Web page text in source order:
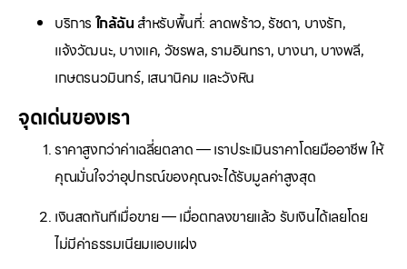
บริการ ใกล้ฉัน สำหรับพื้นที่: ลาดพร้าว, รัชดา, บางรัก,
แจ้งวัฒนะ, บางแค, วัชรพล, รามอินทรา, บางนา, บางพลี,
เกษตรนวมินทร์, เสนานิคม และวังหิน
จุดเด่นของเรา
ราคาสูงกว่าค่าเฉลี่ยตลาด — เราประเมินราคาโดยมืออาชีพ ให้
คุณมั่นใจว่าอุปกรณ์ของคุณจะได้รับมูลค่าสูงสุด
เงินสดทันทีเมื่อขาย — เมื่อตกลงขายแล้ว รับเงินได้เลยโดย
ไม่มีค่าธรรมเนียมแอบแฝง